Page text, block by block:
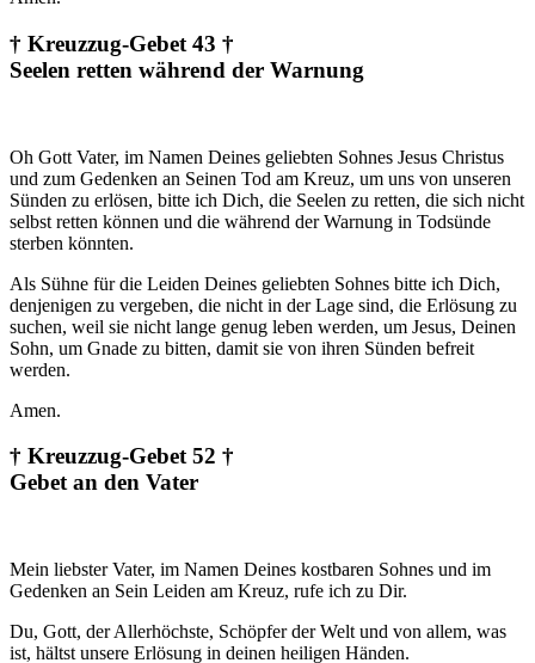
† Kreuzzug-Gebet 43 †
Seelen retten während der Warnung
Oh Gott Vater, im Namen Deines geliebten Sohnes Jesus Christus
und zum Gedenken an Seinen Tod am Kreuz, um uns von unseren
Sünden zu erlösen, bitte ich Dich, die Seelen zu retten, die sich nicht
selbst retten können und die während der Warnung in Todsünde
sterben könnten.
Als Sühne für die Leiden Deines geliebten Sohnes bitte ich Dich,
denjenigen zu vergeben, die nicht in der Lage sind, die Erlösung zu
suchen, weil sie nicht lange genug leben werden, um Jesus, Deinen
Sohn, um Gnade zu bitten, damit sie von ihren Sünden befreit
werden.
Amen.
† Kreuzzug-Gebet 52 †
Gebet an den Vater
Mein liebster Vater, im Namen Deines kostbaren Sohnes und im
Gedenken an Sein Leiden am Kreuz, rufe ich zu Dir.
Du, Gott, der Allerhöchste, Schöpfer der Welt und von allem, was
ist, hältst unsere Erlösung in deinen heiligen Händen.